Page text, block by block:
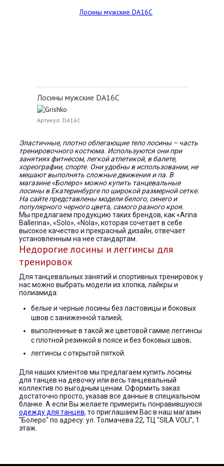
Лосины мужские DA16C
Артикул: DA16C
Эластичные, плотно облегающие тело лосины – часть
тренировочного костюма. Используются они при
занятиях фитнесом, легкой атлетикой, в балете,
хореографии, спорте. Они удобны в использовании, не
мешают выполнять сложные движения и па. В
магазине «Болеро» можно купить танцевальные
лосины в Екатеринбурге по широкой размерной сетке.
На сайте представлены модели белого, синего и
популярного черного цвета, самого разного кроя.
Мы предлагаем продукцию таких брендов, как «Arina
Ballerina», «Solo», «Nola», которая сочетает в себе
высокое качество и прекрасный дизайн, отвечает
установленным на нее стандартам.
Недорогие лосины и леггинсы для
тренировок
Для танцевальных занятий и спортивных тренировок у
нас можно выбрать модели из хлопка, лайкры и
полиамида:
белые и черные лосины без ластовицы и боковых
швов с заниженной талией;
выполненные в такой же цветовой гамме леггинсы
с плотной резинкой в поясе и без боковых швов;
леггинсы с открытой пяткой.
Для наших клиентов мы предлагаем купить лосины
для танцев на девочку или весь танцевальный
коллектив по выгодным ценам. Оформить заказ
достаточно просто, указав все данные в специальном
бланке. А если Вы желаете примерить понравившуюся
одежду для танцев, то приглашаем Вас в наш магазин
"Болеро" по адресу: ул. Толмачева 22, ТЦ "SILA VOLI", 1
этаж.